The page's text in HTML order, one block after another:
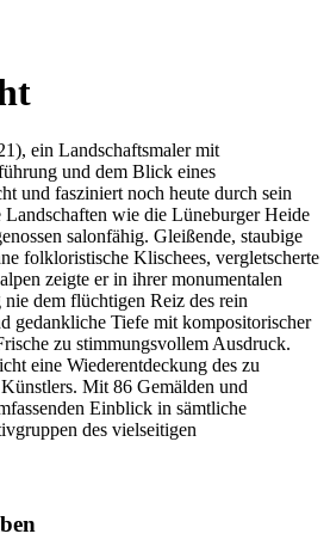
ein Landschaftsmaler mit
und dem Blick eines
und fasziniert noch heute durch sein
wie die Lüneburger Heide
salonfähig. Gleißende, staubige
folkloristische Klischees, vergletscherte
zeigte er in ihrer monumentalen
dem flüchtigen Reiz des rein
gedankliche Tiefe mit kompositorischer
zu stimmungsvollem Ausdruck.
eine Wiederentdeckung des zu
Mit 86 Gemälden und
Einblick in sämtliche
des vielseitigen